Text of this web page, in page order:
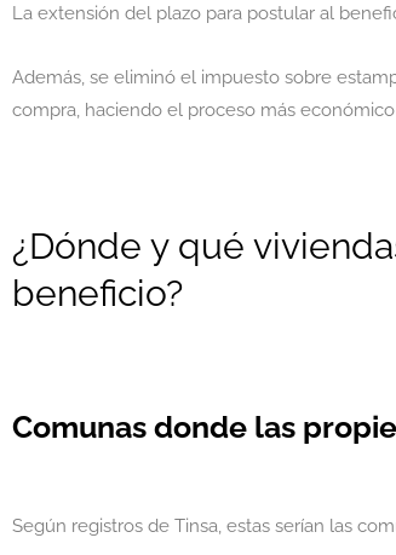
La extensión del plazo para postular al
Además, se eliminó el impuesto sobre
compra, haciendo el proceso más
¿Dónde y qué
beneficio?
Comunas donde las
Según registros de Tinsa, estas serían las